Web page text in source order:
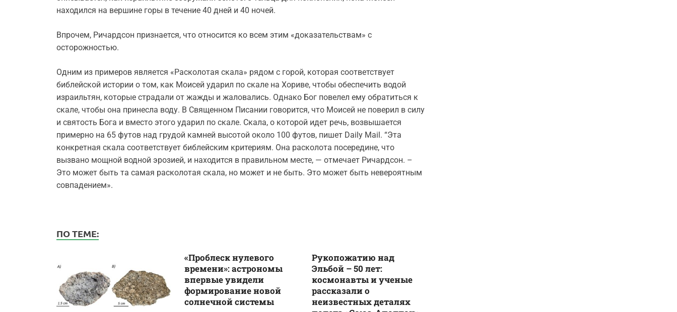
находился на вершине горы в течение 40 дней и 40 ночей.
Впрочем, Ричардсон признается, что относится ко всем этим «доказательствам» с
осторожностью.
Одним из примеров является «Расколотая скала» рядом с горой, которая соответствует
библейской истории о том, как Моисей ударил по скале на Хориве, чтобы обеспечить водой
израильтян, которые страдали от жажды и жаловались. Однако Бог повелел ему обратиться к
скале, чтобы она принесла воду. В Священном Писании говорится, что Моисей не поверил в силу
и святость Бога и вместо этого ударил по скале. Скала, о которой идет речь, возвышается
примерно на 65 футов над грудой камней высотой около 100 футов, пишет Daily Mail. “Эта
конкретная скала соответствует библейским критериям. Она расколота посередине, что
вызвано мощной водной эрозией, и находится в правильном месте, — отмечает Ричардсон. –
Это может быть та самая расколотая скала, но может и не быть. Это может быть невероятным
совпадением».
ПО ТЕМЕ:
«Проблеск нулевого
времени»: астрономы
впервые увидели
формирование новой
солнечной системы
Рукопожатию над
Эльбой – 50 лет:
космонавты и ученые
рассказали о
неизвестных деталях